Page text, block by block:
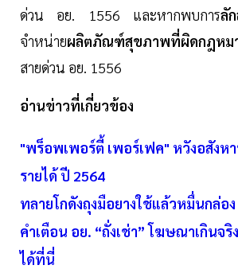
ด่วน อย. 1556 และหากพบการลั
จำหน่ายผลิตภัณฑ์สุขภาพที่ผิดกฎหม
สายด่วน อย. 1556
อ่านข่าวที่เกี่ยวข้อง
"พร็อพเพอร์ตี้ เพอร์เฟค" หวังอสังห
รายได้ ปี 2564
ทลายโกดังถุงมือยางใช้แล้วหมื่นกล่อง
คำเตือน อย. “ถั่งเช่า” โฆษณาเกินจริ
ได้ที่นี่